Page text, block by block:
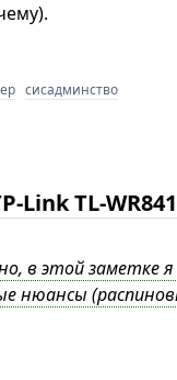
сисадминство
TL-
в этой заметке
нюансы